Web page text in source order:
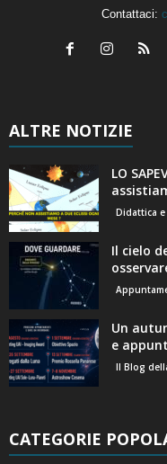
Contattaci:
ALTRE NOTIZIE
LO
Didattica
Il cielo
Un
e
Il Blog
CATEGORIE